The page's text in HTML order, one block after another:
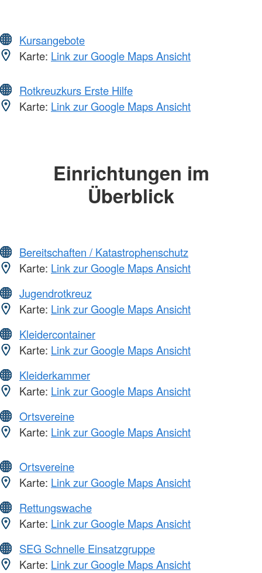
Kursangebote
Karte: Link zur Google Maps Ansicht
Rotkreuzkurs Erste Hilfe
Karte: Link zur Google Maps Ansicht
Einrichtungen im
Überblick
Bereitschaften / Katastrophenschutz
Karte: Link zur Google Maps Ansicht
Jugendrotkreuz
Karte: Link zur Google Maps Ansicht
Kleidercontainer
Karte: Link zur Google Maps Ansicht
Kleiderkammer
Karte: Link zur Google Maps Ansicht
Ortsvereine
Karte: Link zur Google Maps Ansicht
Ortsvereine
Karte: Link zur Google Maps Ansicht
Rettungswache
Karte: Link zur Google Maps Ansicht
SEG Schnelle Einsatzgruppe
Karte: Link zur Google Maps Ansicht